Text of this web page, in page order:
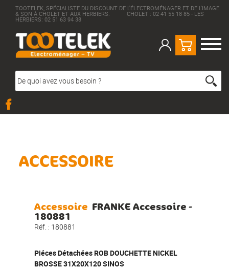
TOOTELEK, SPÉCIALISTE DU DISCOUNT DE L'ÉLECTROMÉNAGER ET DE L'IMAGE
& SON À CHOLET ET AUX HERBIERS. CHOLET : 02 41 55 18 85 - LES
HERBIERS: 02 51 63 94 38
ACCESSOIRE
Accessoire FRANKE Accessoire -
180881
Réf. : 180881
Piéces Détachées ROB DOUCHETTE NICKEL
BROSSE 31X20X120 SINOS